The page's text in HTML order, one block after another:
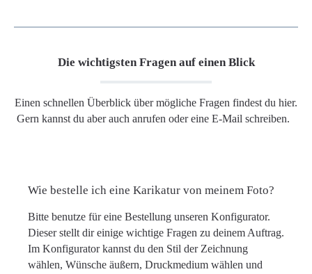
Die wichtigsten Fragen auf einen Blick
Einen schnellen Überblick über mögliche Fragen findest du hier.
Gern kannst du aber auch anrufen oder eine E-Mail schreiben.
Wie bestelle ich eine Karikatur von meinem Foto?
Bitte benutze für eine Bestellung unseren Konfigurator.
Dieser stellt dir einige wichtige Fragen zu deinem Auftrag.
Im Konfigurator kannst du den Stil der Zeichnung
wählen, Wünsche äußern, Druckmedium wählen und